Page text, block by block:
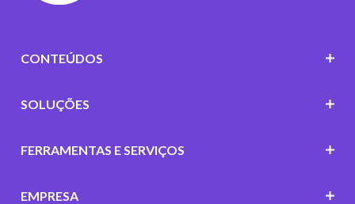
CONTEÚDOS
SOLUÇÕES
FERRAMENTAS E SERVIÇOS
EMPRESA